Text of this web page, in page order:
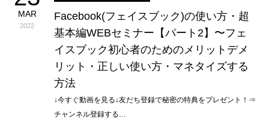
MAR
2022
Facebook(フェイスブック)の使い方・超
基本編WEBセミナー【パート2】〜フェ
イスブック初心者のためのメリットデメ
リット・正しい使い方・マネタイズする
方法
↓今すぐ動画を見る↓友だち登録で秘密の特典をプレゼント！⇒
チャンネル登録する…
オンシク本
プロフィール